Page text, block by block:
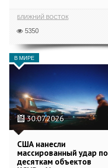
БЛИЖНИЙ ВОСТОК
5350
В МИРЕ
30.07.2026
США нанесли
массированный удар по
десяткам объектов